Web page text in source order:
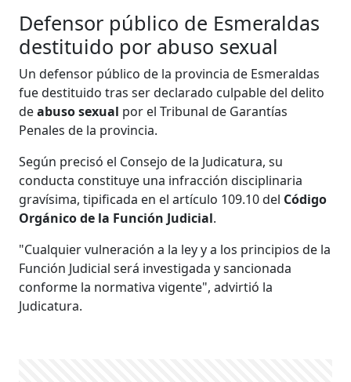
Defensor público de Esmeraldas
destituido por abuso sexual
Un defensor público de la provincia de Esmeraldas
fue destituido tras ser declarado culpable del delito
deabuso sexual por el Tribunal de Garantías
Penales de la provincia.
Según precisó el Consejo de la Judicatura, su
conducta constituye una infracción disciplinaria
gravísima, tipificada en el artículo 109.10 del Código
Orgánico de la Función Judicial.
"Cualquier vulneración a la ley y a los principios de la
Función Judicial será investigada y sancionada
conforme la normativa vigente", advirtió la
Judicatura.